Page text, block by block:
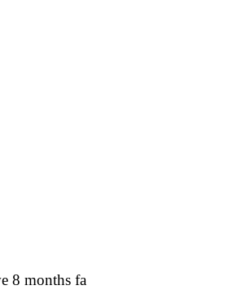
8 months fa